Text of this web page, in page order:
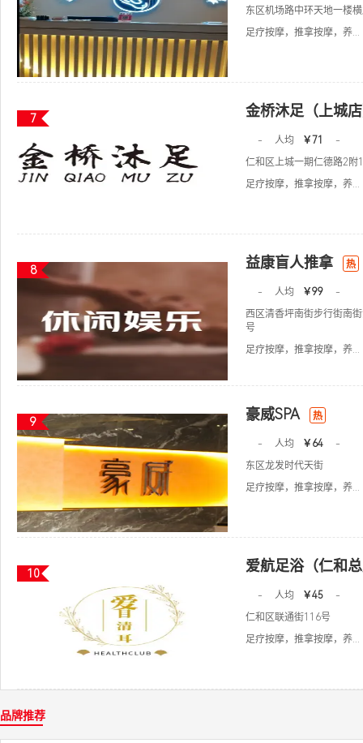
东区机场路中环天地一楼
足疗按摩，推拿按摩，养...
7 金桥沐足（上城
- 人均 ￥71
-
仁和区上城一期仁德路2附
足疗按摩，推拿按摩，养...
8 益康盲人推拿 热
- 人均 ￥99
-
西区清香坪南街步行街南
号
足疗按摩，推拿按摩，养...
9 豪威SPA 热
- 人均 ￥64
-
东区龙发时代天街
足疗按摩，推拿按摩，养...
10 爱航足浴（仁和
- 人均 ￥45
-
仁和区联通街116号
足疗按摩，推拿按摩，养...
品牌推荐